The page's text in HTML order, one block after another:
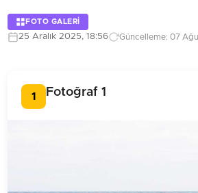
FOTO GALERİ
25 Aralık 2025, 18:56 Güncelleme: 07
1 Fotoğraf 1